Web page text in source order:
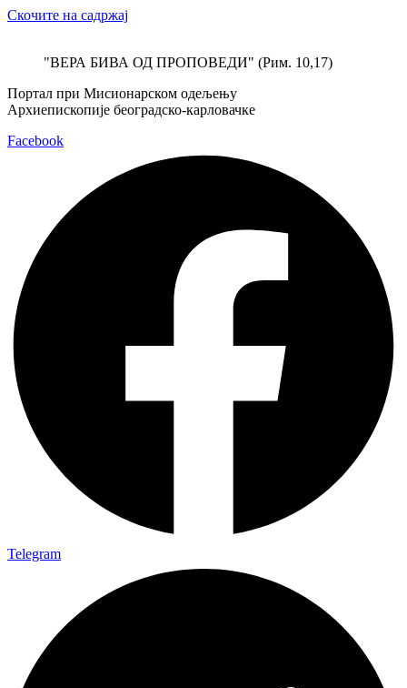
Скочите на садржај
"ВЕРА БИВА ОД ПРОПОВЕДИ" (Рим. 10,17)
Портал при Мисионарском одељењу
Архиепископије београдско-карловачке
Facebook
Telegram